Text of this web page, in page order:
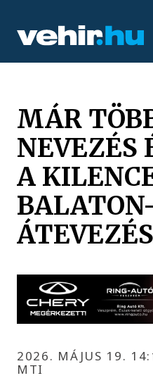
MÁR
NEVEZÉS
A
2026. MÁJUS 19.
MTI